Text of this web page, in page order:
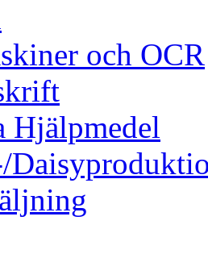
och OCR
Hjälpmedel